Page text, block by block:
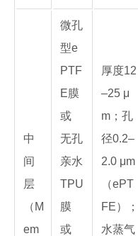
中
间
层
（M
em
微孔
型e
PTF
E膜
或
无孔
亲水
TPU
膜
或
厚度12
–25 μ
m；孔
径0.2–
2.0 μm
（ePT
FE）；
水蒸气